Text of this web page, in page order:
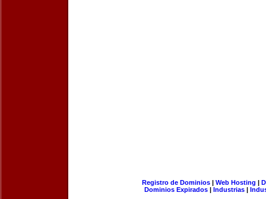
Registro de Dominios| Web Hosting |
Dominios Expirados | Industrias |